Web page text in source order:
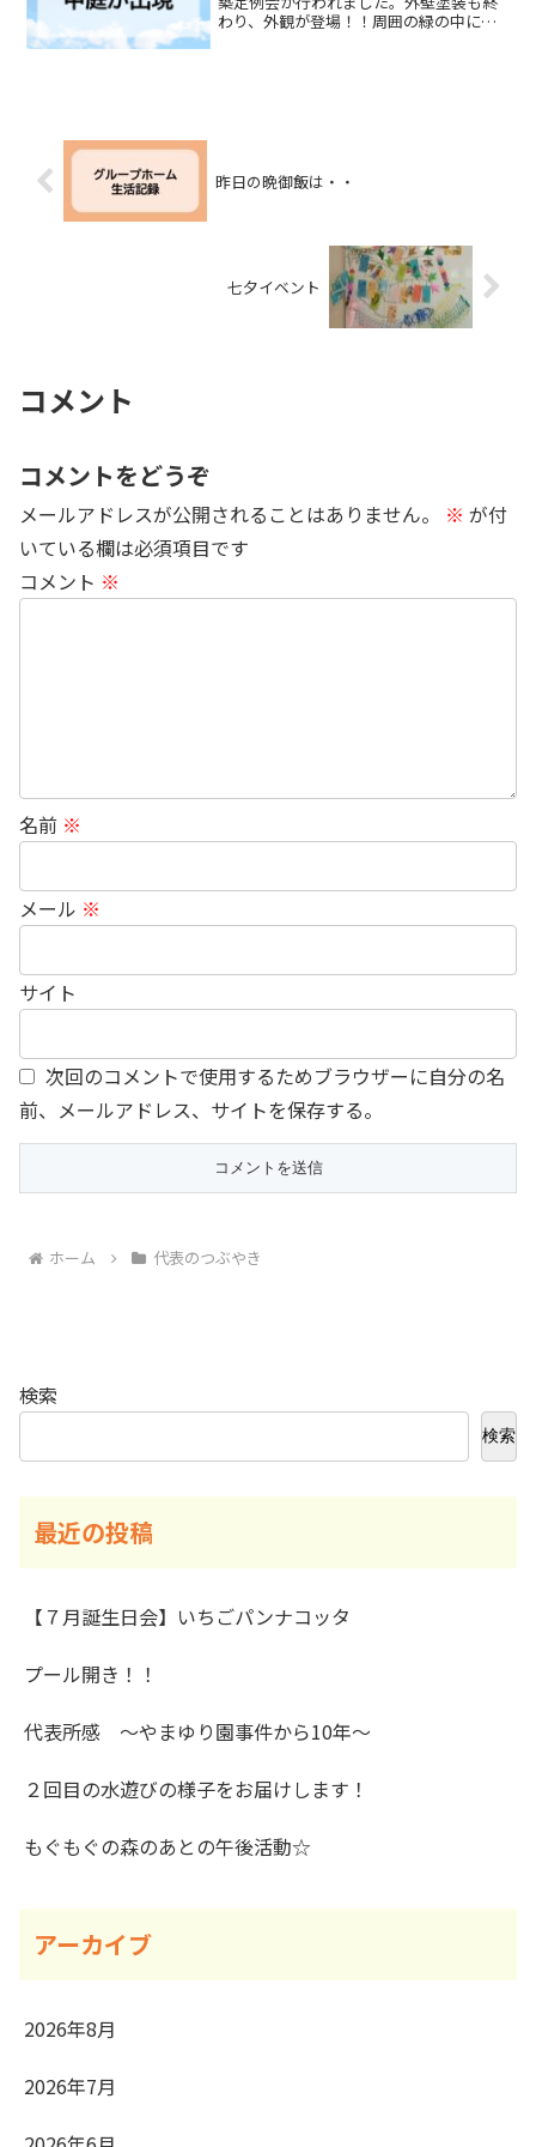
わり、外観が登場！！周囲の緑の中に印
昨日の晩御飯は・・
七夕イベント
コメント
コメントをどうぞ
メールアドレスが公開されることはありません。 ※ が付
いている欄は必須項目です
コメント ※
名前 ※
メール ※
サイト
次回のコメントで使用するためブラウザーに自分の名
前、メールアドレス、サイトを保存する。
ホーム 代表のつぶやき
検索
検索
最近の投稿
【７月誕生日会】いちごパンナコッタ
プール開き！！
代表所感 ～やまゆり園事件から10年～
２回目の水遊びの様子をお届けします！
もぐもぐの森のあとの午後活動☆
アーカイブ
2026年8月
2026年7月